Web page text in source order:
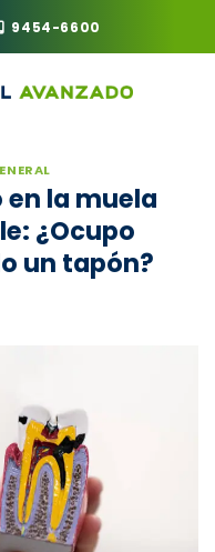
9454-6600
la muela
¿Ocupo
un tapón?